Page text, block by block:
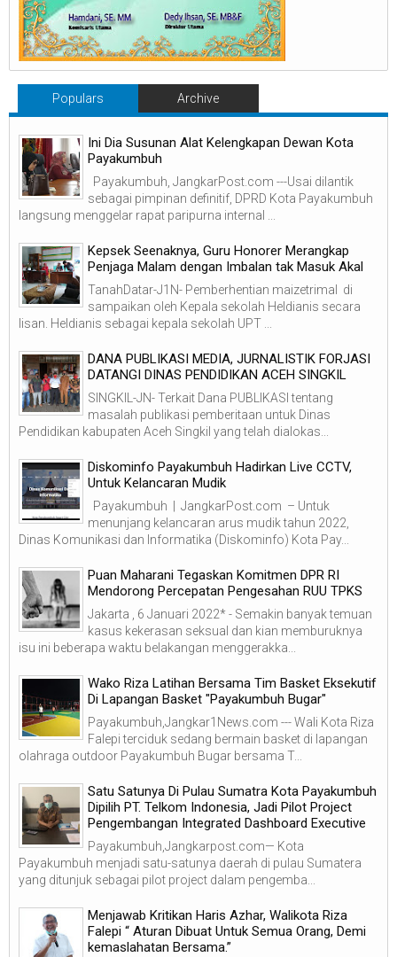
Populars Archive
Ini Dia Susunan Alat Kelengkapan Dewan Kota
Payakumbuh
Payakumbuh, JangkarPost.com ---Usai dilantik
sebagai pimpinan definitif, DPRD Kota Payakumbuh
langsung menggelar rapat paripurna internal ...
Kepsek Seenaknya, Guru Honorer Merangkap
Penjaga Malam dengan Imbalan tak Masuk Akal
TanahDatar-J1N- Pemberhentian maizetrimal di
sampaikan oleh Kepala sekolah Heldianis secara
lisan. Heldianis sebagai kepala sekolah UPT ...
DANA PUBLIKASI MEDIA, JURNALISTIK FORJASI
DATANGI DINAS PENDIDIKAN ACEH SINGKIL
SINGKIL-JN- Terkait Dana PUBLIKASI tentang
masalah publikasi pemberitaan untuk Dinas
Pendidikan kabupaten Aceh Singkil yang telah dialokas...
Diskominfo Payakumbuh Hadirkan Live CCTV,
Untuk Kelancaran Mudik
Payakumbuh | JangkarPost.com – Untuk
menunjang kelancaran arus mudik tahun 2022,
Dinas Komunikasi dan Informatika (Diskominfo) Kota Pay...
Puan Maharani Tegaskan Komitmen DPR RI
Mendorong Percepatan Pengesahan RUU TPKS
Jakarta , 6 Januari 2022* - Semakin banyak temuan
kasus kekerasan seksual dan kian memburuknya
isu ini beberapa waktu belakangan menggerakka...
Wako Riza Latihan Bersama Tim Basket Eksekutif
Di Lapangan Basket "Payakumbuh Bugar"
Payakumbuh,Jangkar1News.com --- Wali Kota Riza
Falepi terciduk sedang bermain basket di lapangan
olahraga outdoor Payakumbuh Bugar bersama T...
Satu Satunya Di Pulau Sumatra Kota Payakumbuh
Dipilih PT. Telkom Indonesia, Jadi Pilot Project
Pengembangan Integrated Dashboard Executive
Payakumbuh,Jangkarpost.com— Kota
Payakumbuh menjadi satu-satunya daerah di pulau Sumatera
yang ditunjuk sebagai pilot project dalam pengemba...
Menjawab Kritikan Haris Azhar, Walikota Riza
Falepi “ Aturan Dibuat Untuk Semua Orang, Demi
kemaslahatan Bersama.”